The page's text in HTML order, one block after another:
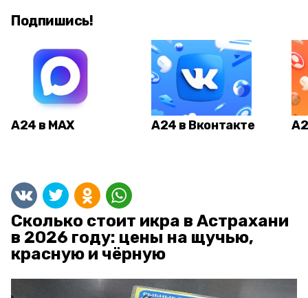
Подпишись!
А24 в MAX А24 в Вконтакте
Сколько стоит икра в Астрахани
в 2026 году: цены на щучью,
красную и чёрную